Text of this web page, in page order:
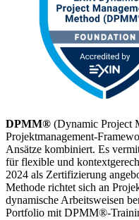
DPMM® (Dynamic Project
Projektmanagement-
Ansätze kombiniert. Es
für flexible und
2024 als Zertifizierung
Methode richtet sich an
dynamische Arbeitsweisen
Portfolio mit DPMM®-